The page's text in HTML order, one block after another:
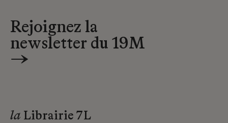
Rejoignez la
newsletter du 19M
→
la Librairie 7L